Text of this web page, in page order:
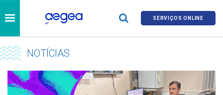
SERVIÇOS ONLINE
NOTÍCIAS